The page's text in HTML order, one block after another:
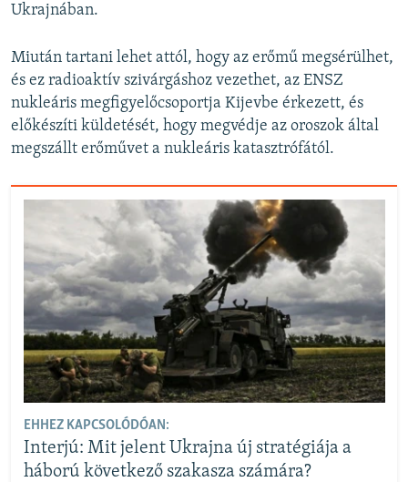
Ukrajnában.
Miután tartani lehet attól, hogy az erőmű megsérülhet,
és ez radioaktív szivárgáshoz vezethet, az ENSZ
nukleáris megfigyelőcsoportja Kijevbe érkezett, és
előkészíti küldetését, hogy megvédje az oroszok által
megszállt erőművet a nukleáris katasztrófától.
EHHEZ KAPCSOLÓDÓAN:
Interjú: Mit jelent Ukrajna új stratégiája a
háború következő szakasza számára?